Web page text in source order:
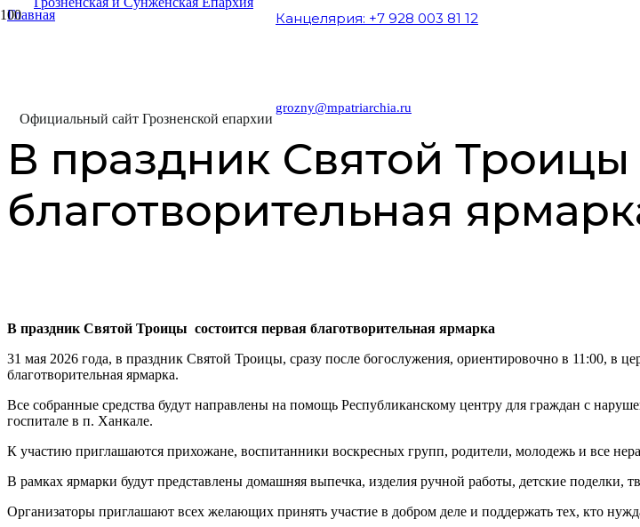
Официальный сайт Грозненской епархии
Канцелярия: +7 928 003 81 12
grozny@mpatriarchia.ru
Главная
В праздник Святой Троицы
благотворительная
В праздник Святой Троицы состоится первая благотворительная ярмарка
31 мая 2026 года, в праздник Святой Троицы, сразу после богослужения, ориентировочно в 11:00, в
благотворительная ярмарка.
Все собранные средства будут направлены на помощь Республиканскому центру для граждан с
госпитале в п. Ханкале.
К участию приглашаются прихожане, воспитанники воскресных групп, родители, молодежь и все
В рамках ярмарки будут представлены домашняя выпечка, изделия ручной работы, детские поделки,
Организаторы приглашают всех желающих принять участие в добром деле и поддержать тех, кто